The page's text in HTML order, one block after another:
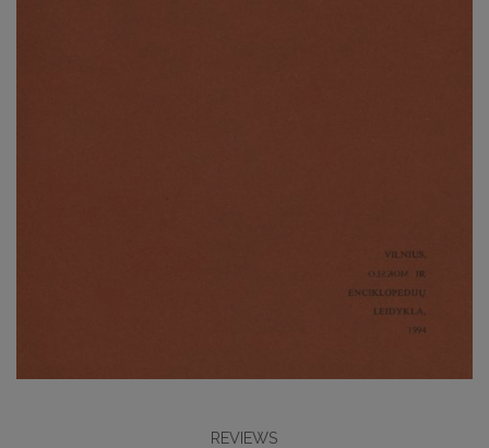
REVIEWS